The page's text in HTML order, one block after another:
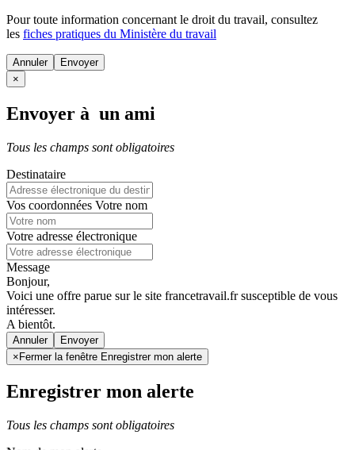
Pour toute information concernant le droit du travail, consultez
les fiches pratiques du Ministère du travail
Annuler
×
Envoyer à un ami
Tous les champs sont obligatoires
Destinataire
Vos coordonnées Votre nom
Votre adresse électronique
Message
Bonjour,
Voici une offre parue sur le site francetravail.fr susceptible de vous
intéresser.
A bientôt.
Annuler
× Fermer la fenêtre Enregistrer mon alerte
Enregistrer mon alerte
Tous les champs sont obligatoires